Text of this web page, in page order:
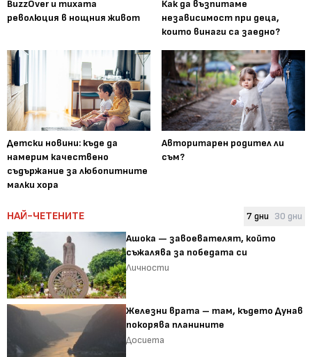
BuzzOver и тихата
революция в нощния живот
Как да възпитаме
независимост при деца,
които винаги са заедно?
Детски новини: къде да
намерим качествено
съдържание за любопитните
малки хора
Авторитарен родител ли
съм?
НАЙ-ЧЕТЕНИТЕ 7 дни 30 дни
Ашока — завоевателят, който
съжалява за победата си
Личности
Железни врата – там, където Дунав
покорява планините
Досиета